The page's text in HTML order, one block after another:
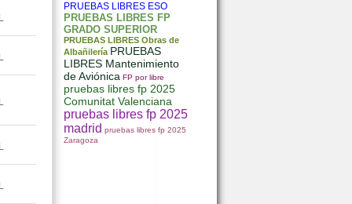
PRUEBAS LIBRES ESO
PRUEBAS LIBRES FP
GRADO SUPERIOR
PRUEBAS LIBRES Obras de
Albañilería PRUEBAS
LIBRES Mantenimiento
de Aviónica FP por libre
pruebas libres fp 2025
Comunitat Valenciana
pruebas libres fp 2025
madrid pruebas libres fp 2025
Zaragoza